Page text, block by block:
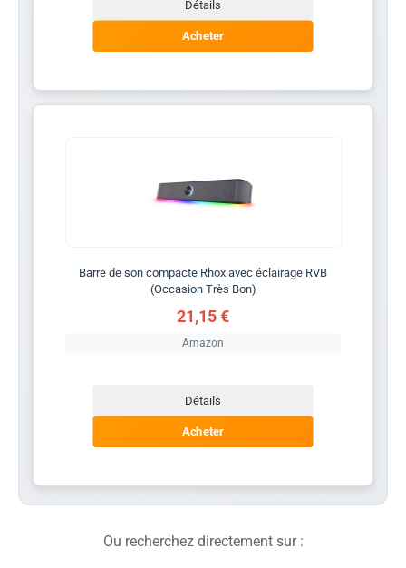
Détails
Acheter
Barre de son compacte Rhox avec éclairage RVB
(Occasion Très Bon)
21,15 €
Amazon
Détails
Acheter
Ou recherchez directement sur :